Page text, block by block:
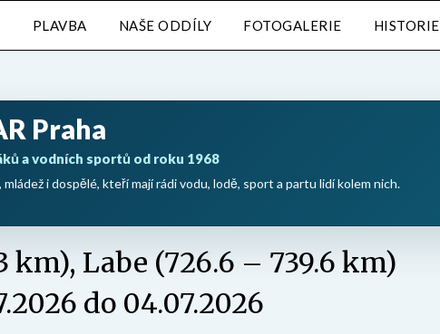
PLAVBA NAŠE ODDÍLY FOTOGALERIE HISTORIE
Praha
a vodních sportů od roku 1968
i dospělé, kteří mají rádi vodu, lodě, sport a partu lidí kolem nich.
km), Labe (726.6 – 739.6 km)
do 04.07.2026